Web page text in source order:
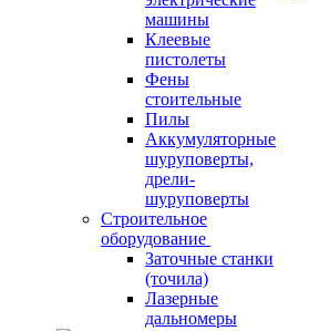
машины
Клеевые
пистолеты
Фены
стоительные
Пилы
Аккумуляторные
шуруповерты,
дрели-
шуруповерты
Строительное
оборудование
Заточные станки
(точила)
Лазерные
дальномеры